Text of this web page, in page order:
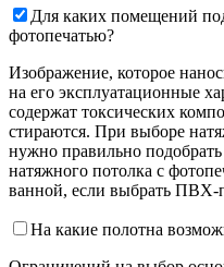
Для каких помещений
фотопечатью?
Изображение, которое
на его эксплуатационные
содержат токсических
стираются. При выборе
нужно правильно
натяжного потолка с
ванной, если выбрать ПВХ-
На какие полотна